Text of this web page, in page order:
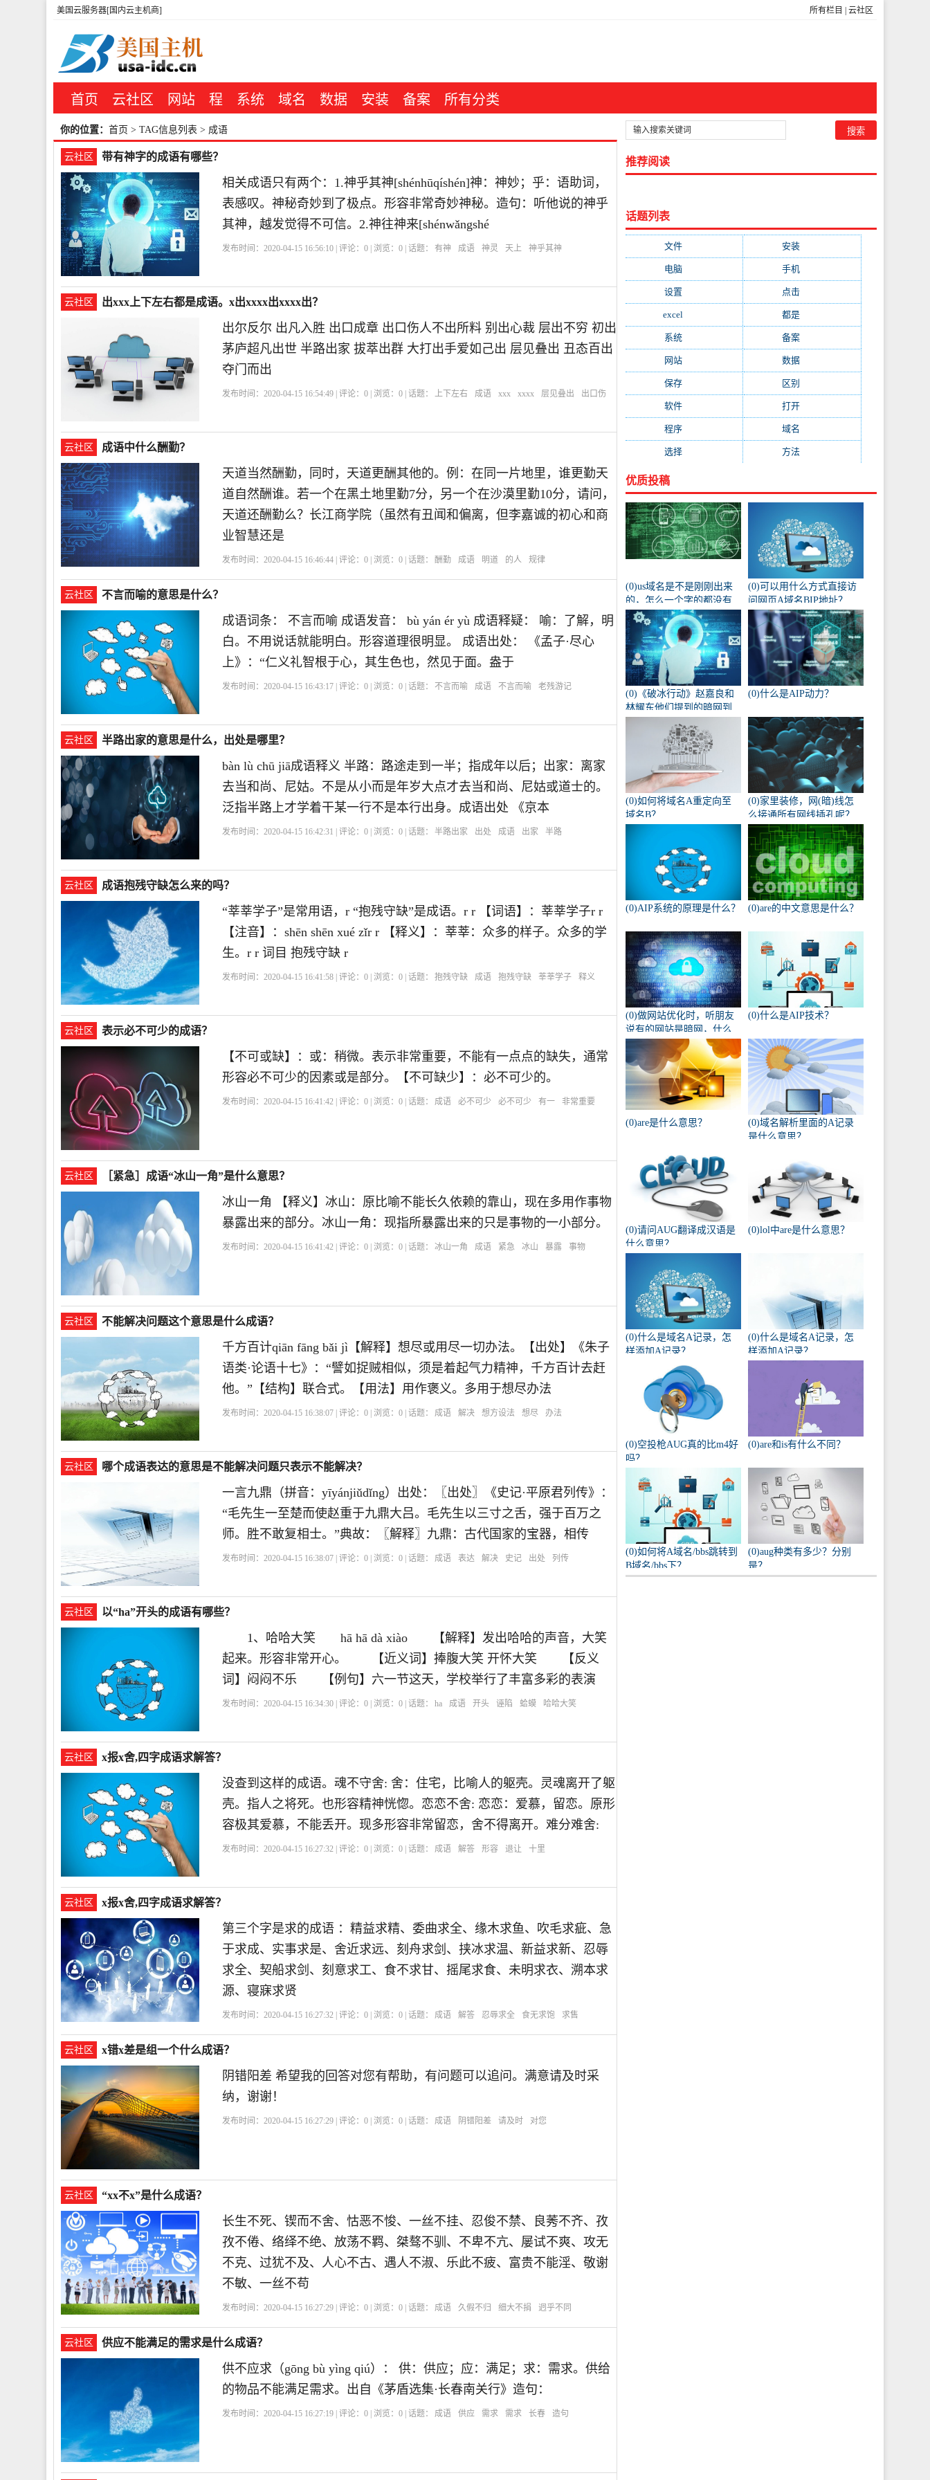
所有栏目 云社区
美国云服务器[国内云主机商]
首页 云社区 网站 程 系统 域名 数据 安装 备案 所有分类
你的位置： 首页 > TAG信息列表 > 成语
云社区 带有神字的成语有哪些？
相关成语只有两个：1.神乎其神[shénhūqíshén]神：神妙；乎：语助词，
表感叹。神秘奇妙到了极点。形容非常奇妙神秘。造句：听他说的神乎
其神，越发觉得不可信。2.神往神来[shénwǎngshé
发布时间：2020-04-15 16:56:10 | 评论：0 | 浏览：0 | 话题： 有神 成语 神灵 天上 神乎其神
云社区 出xxx上下左右都是成语。x出xxxx出xxxx出？
出尔反尔 出凡入胜 出口成章 出口伤人不出所料 别出心裁 层出不穷 初出
茅庐超凡出世 半路出家 拔萃出群 大打出手爱如己出 层见叠出 丑态百出
夺门而出
发布时间：2020-04-15 16:54:49 | 评论：0 | 浏览：0 | 话题： 上下左右 成语 xxx xxxx 层见叠出
出口伤
云社区 成语中什么酬勤？
天道当然酬勤，同时，天道更酬其他的。例：在同一片地里，谁更勤天
道自然酬谁。若一个在黑土地里勤7分，另一个在沙漠里勤10分，请问，
天道还酬勤么？长江商学院（虽然有丑闻和偏离，但李嘉诚的初心和商
业智慧还是
发布时间：2020-04-15 16:46:44 | 评论：0 | 浏览：0 | 话题： 酬勤 成语 明道 的人 规律
云社区 不言而喻的意思是什么？
成语词条： 不言而喻 成语发音： bù yán ér yù 成语释疑： 喻：了解，明
白。不用说话就能明白。形容道理很明显。 成语出处： 《孟子·尽心
上》：“仁义礼智根于心，其生色也，然见于面。盎于
发布时间：2020-04-15 16:43:17 | 评论：0 | 浏览：0 | 话题： 不言而喻 成语 不言而喻 老残游记
云社区 半路出家的意思是什么，出处是哪里？
bàn lù chū jiā成语释义 半路：路途走到一半；指成年以后；出家：离家
去当和尚、尼姑。不是从小而是年岁大点才去当和尚、尼姑或道士的。
泛指半路上才学着干某一行不是本行出身。成语出处 《京本
发布时间：2020-04-15 16:42:31 | 评论：0 | 浏览：0 | 话题： 半路出家 出处 成语 出家 半路
云社区 成语抱残守缺怎么来的吗？
“莘莘学子”是常用语，r “抱残守缺”是成语。r r 【词语】：莘莘学子r r
【注音】：shēn shēn xué zǐr r 【释义】：莘莘：众多的样子。众多的学
生。r r 词目 抱残守缺 r
发布时间：2020-04-15 16:41:58 | 评论：0 | 浏览：0 | 话题： 抱残守缺 成语 抱残守缺 莘莘学子 释义
云社区 表示必不可少的成语？
【不可或缺】：或：稍微。表示非常重要，不能有一点点的缺失，通常
形容必不可少的因素或是部分。【不可缺少】：必不可少的。
发布时间：2020-04-15 16:41:42 | 评论：0 | 浏览：0 | 话题： 成语 必不可少 必不可少 有一 非常重要
云社区 ［紧急］成语“冰山一角”是什么意思？
冰山一角 【释义】冰山：原比喻不能长久依赖的靠山，现在多用作事物
暴露出来的部分。冰山一角：现指所暴露出来的只是事物的一小部分。
发布时间：2020-04-15 16:41:42 | 评论：0 | 浏览：0 | 话题： 冰山一角 成语 紧急 冰山 暴露 事物
云社区 不能解决问题这个意思是什么成语？
千方百计qiān fāng bǎi jì【解释】想尽或用尽一切办法。【出处】《朱子
语类·论语十七》：“譬如捉贼相似，须是着起气力精神，千方百计去赶
他。”【结构】联合式。【用法】用作褒义。多用于想尽办法
发布时间：2020-04-15 16:38:07 | 评论：0 | 浏览：0 | 话题： 成语 解决 想方设法 想尽 办法
云社区 哪个成语表达的意思是不能解决问题只表示不能解决？
一言九鼎（拼音：yīyánjiǔdǐng）出处：〖出处〗《史记·平原君列传》：
“毛先生一至楚而使赵重于九鼎大吕。毛先生以三寸之舌，强于百万之
师。胜不敢复相士。”典故：〖解释〗九鼎：古代国家的宝器，相传
发布时间：2020-04-15 16:38:07 | 评论：0 | 浏览：0 | 话题： 成语 表达 解决 史记 出处 列传
云社区 以“ha”开头的成语有哪些？
1、哈哈大笑 hā hā dà xiào 【解释】发出哈哈的声音，大笑
起来。形容非常开心。 【近义词】捧腹大笑 开怀大笑 【反义
词】闷闷不乐 【例句】六一节这天，学校举行了丰富多彩的表演
发布时间：2020-04-15 16:34:30 | 评论：0 | 浏览：0 | 话题： ha 成语 开头 诬陷 蛤蟆 哈哈大笑
云社区 x报x舍,四字成语求解答？
没查到这样的成语。魂不守舍: 舍：住宅，比喻人的躯壳。灵魂离开了躯
壳。指人之将死。也形容精神恍惚。恋恋不舍: 恋恋：爱慕，留恋。原形
容极其爱慕，不能丢开。现多形容非常留恋，舍不得离开。难分难舍:
发布时间：2020-04-15 16:27:32 | 评论：0 | 浏览：0 | 话题： 成语 解答 形容 退让 十里
云社区 x报x舍,四字成语求解答？
第三个字是求的成语 ：精益求精、委曲求全、缘木求鱼、吹毛求疵、急
于求成、实事求是、舍近求远、刻舟求剑、挟冰求温、新益求新、忍辱
求全、契船求剑、刻意求工、食不求甘、摇尾求食、未明求衣、溯本求
源、寝寐求贤
发布时间：2020-04-15 16:27:32 | 评论：0 | 浏览：0 | 话题： 成语 解答 忍辱求全 食无求饱 求售
云社区 x错x差是组一个什么成语？
阴错阳差 希望我的回答对您有帮助，有问题可以追问。满意请及时采
纳，谢谢！
发布时间：2020-04-15 16:27:29 | 评论：0 | 浏览：0 | 话题： 成语 阴错阳差 请及时 对您
云社区 “xx不x”是什么成语？
长生不死、锲而不舍、怙恶不悛、一丝不挂、忍俊不禁、良莠不齐、孜
孜不倦、络绎不绝、放荡不羁、桀骜不驯、不卑不亢、屡试不爽、攻无
不克、过犹不及、人心不古、遇人不淑、乐此不疲、富贵不能淫、敬谢
不敏、一丝不苟
发布时间：2020-04-15 16:27:29 | 评论：0 | 浏览：0 | 话题： 成语 久假不归 细大不捐 迥乎不同
云社区 供应不能满足的需求是什么成语？
供不应求（gōng bù yìng qiú）： 供：供应；应：满足；求：需求。供给
的物品不能满足需求。出自《茅盾选集·长春南关行》造句：
发布时间：2020-04-15 16:27:19 | 评论：0 | 浏览：0 | 话题： 成语 供应 需求 需求 长春 造句
推荐阅读
话题列表
文件(755) 安装
电脑(688) 手机
设置 点击
excel 都是
系统(495) 备案
网站(461) 数据
保存(438) 区别
软件(419) 打开
程序(387) 域名
选择(333) 方法
优质投稿
(0)us域名是不是刚刚出来
的，怎么一个字的都没有
人注册阿？
(0)可以用什么方式直接访
问网页A域名BIP地址？
(0)《破冰行动》赵嘉良和
林耀东他们提到的暗网到
(0)什么是AIP动力？
(0)如何将域名A重定向至
域名B？
(0)家里装修，网(暗)线怎
么接通所有网线插孔呢？
(0)AIP系统的原理是什么？ (0)are的中文意思是什么？
(0)做网站优化时，听朋友
说有的网站是暗网，什么
叫暗网啊？
(0)什么是AIP技术？
(0)are是什么意思？
(0)域名解析里面的A记录
是什么意思？
(0)请问AUG翻译成汉语是
什么意思？
(0)lol中are是什么意思？
(0)什么是域名A记录，怎
样添加A记录？
(0)什么是域名A记录，怎
样添加A记录？
(0)空投枪AUG真的比m4好
吗？
(0)are和is有什么不同？
(0)如何将A域名/bbs跳转到
B域名/bbs下？
(0)aug种类有多少？分别
是？